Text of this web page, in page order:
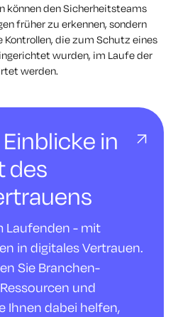
können den Sicherheitsteams
früher zu erkennen, sondern
Kontrollen, die zum Schutz eines
wurden, im Laufe der
werden.
in
des
Laufenden - mit
in digitales Vertrauen.
Sie Branchen-
und
Ihnen dabei helfen,